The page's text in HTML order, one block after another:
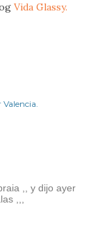
Vida Glassy.
,, y dijo ayer
,,,